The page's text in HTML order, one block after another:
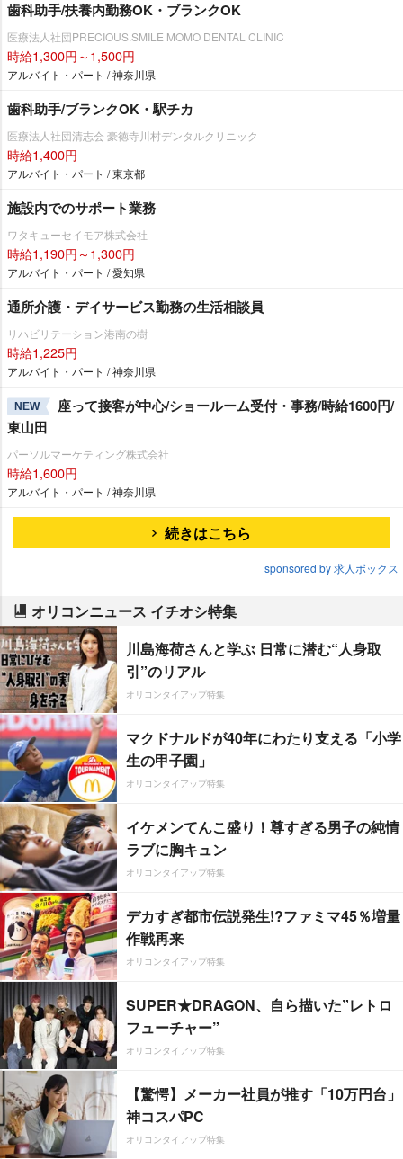
歯科助手/扶養内勤務OK・ブランクOK
医療法人社団PRECIOUS.SMILE MOMO DENTAL CLINIC
時給1,300円～1,500円
アルバイト・パート / 神奈川県
歯科助手/ブランクOK・駅チカ
医療法人社団清志会 豪徳寺川村デンタルクリニック
時給1,400円
アルバイト・パート / 東京都
施設内でのサポート業務
ワタキューセイモア株式会社
時給1,190円～1,300円
アルバイト・パート / 愛知県
通所介護・デイサービス勤務の生活相談員
リハビリテーション港南の樹
時給1,225円
アルバイト・パート / 神奈川県
NEW
座って接客が中心/ショールーム受付・事務/時給1600円/
東山田
パーソルマーケティング株式会社
時給1,600円
アルバイト・パート / 神奈川県
続きはこちら
sponsored by 求人ボックス
オリコンニュース イチオシ特集
川島海荷さんと学ぶ 日常に潜む“人身取
引”のリアル
オリコンタイアップ特集
マクドナルドが40年にわたり支える「小学
生の甲子園」
オリコンタイアップ特集
イケメンてんこ盛り！尊すぎる男子の純情
ラブに胸キュン
オリコンタイアップ特集
デカすぎ都市伝説発生!?ファミマ45％増量
作戦再来
オリコンタイアップ特集
SUPER★DRAGON、自ら描いた”レトロ
フューチャー”
オリコンタイアップ特集
【驚愕】メーカー社員が推す「10万円台」
神コスパPC
オリコンタイアップ特集